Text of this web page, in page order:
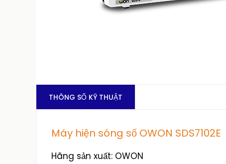
THÔNG SỐ KỸ THUẬT
Máy hiện sóng số OWON SDS7102E
Hãng sản xuất: OWON